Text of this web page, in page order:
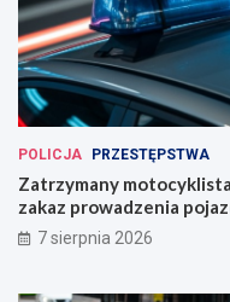
POLICJA PRZESTĘPSTWA
Zatrzymany
zakaz prowadzenia
7 sierpnia 2026